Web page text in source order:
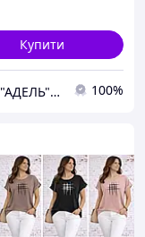
Купити
БУТІК "АДЕЛЬ" БРЕНДОВИЙ ОДЯГ З ТУРЕЧЧИНИ !!! 100%